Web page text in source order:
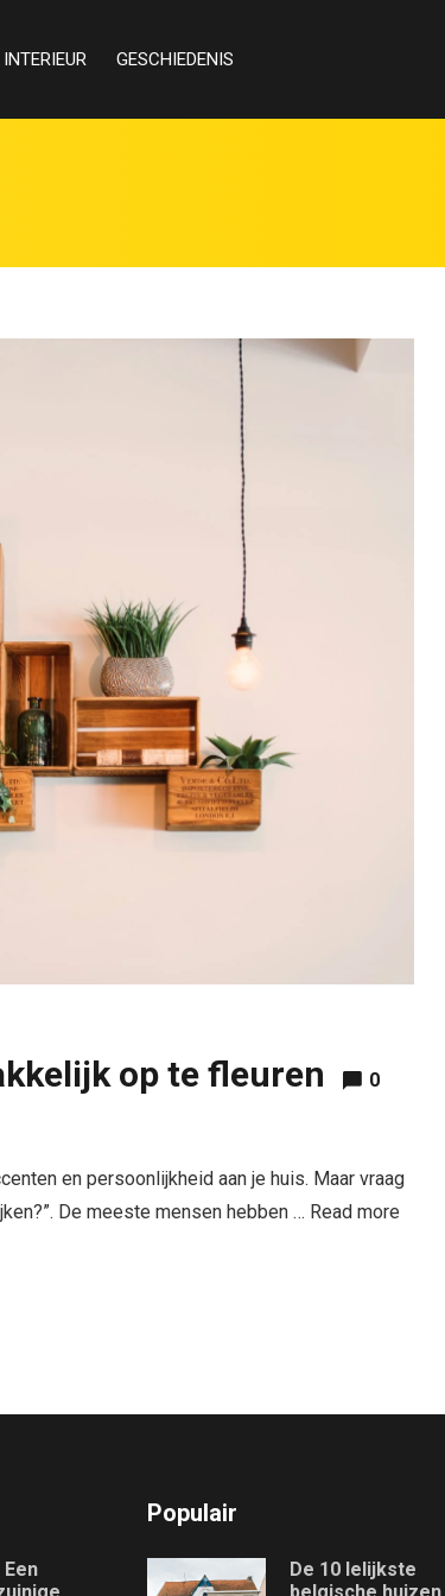
INTERIEUR GESCHIEDENIS
op te fleuren 0
en persoonlijkheid aan je huis. Maar vraag
De meeste mensen hebben … Read more
Populair
De 10 lelijkste
belgische huizen